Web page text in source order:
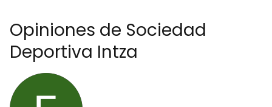
Opiniones de Sociedad
Deportiva Intza